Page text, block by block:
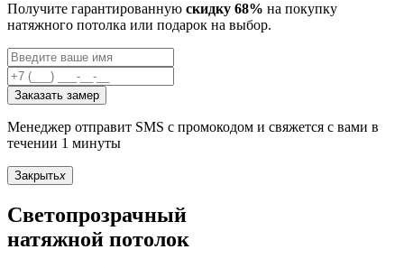
Получите гарантированную скидку 68% на покупку
натяжного потолка или подарок на выбор.
Заказать замер
Менеджер отправит SMS с промокодом и свяжется с вами в
течении 1 минуты
Закрытьx
Светопрозрачный
натяжной потолок